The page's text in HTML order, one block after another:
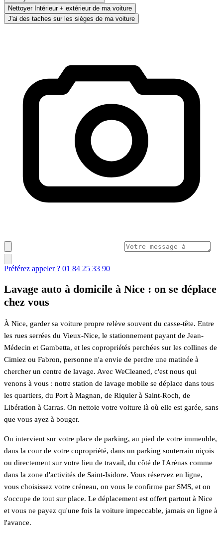
Nettoyer Intérieur + extérieur de ma voiture
J'ai des taches sur les sièges de ma voiture
Préférez appeler ? 01 84 25 33 90
Lavage auto à domicile à Nice : on se déplace
chez vous
À Nice, garder sa voiture propre relève souvent du casse-tête. Entre
les rues serrées du Vieux-Nice, le stationnement payant de Jean-
Médecin et Gambetta, et les copropriétés perchées sur les collines de
Cimiez ou Fabron, personne n'a envie de perdre une matinée à
chercher un centre de lavage. Avec WeCleaned, c'est nous qui
venons à vous : notre station de lavage mobile se déplace dans tous
les quartiers, du Port à Magnan, de Riquier à Saint-Roch, de
Libération à Carras. On nettoie votre voiture là où elle est garée, sans
que vous ayez à bouger.
On intervient sur votre place de parking, au pied de votre immeuble,
dans la cour de votre copropriété, dans un parking souterrain niçois
ou directement sur votre lieu de travail, du côté de l'Arénas comme
dans la zone d'activités de Saint-Isidore. Vous réservez en ligne,
vous choisissez votre créneau, on vous le confirme par SMS, et on
s'occupe de tout sur place. Le déplacement est offert partout à Nice
et vous ne payez qu'une fois la voiture impeccable, jamais en ligne à
l'avance.